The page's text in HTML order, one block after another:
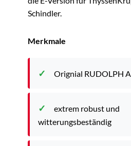
Schindler.
Merkmale
Orignial RUDOLPH
extrem robust und
witterungsbeständig